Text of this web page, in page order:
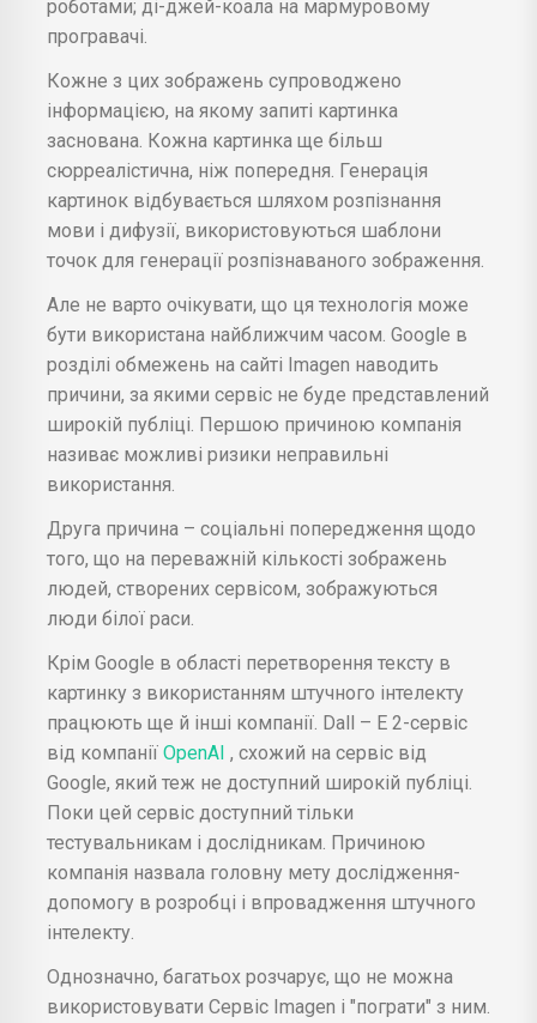
роботами; ді-джей-коала на мармуровому
програвачі.
Кожне з цих зображень супроводжено
інформацією, на якому запиті картинка
заснована. Кожна картинка ще більш
сюрреалістична, ніж попередня. Генерація
картинок відбувається шляхом розпізнання
мови і дифузії, використовуються шаблони
точок для генерації розпізнаваного зображення.
Але не варто очікувати, що ця технологія може
бути використана найближчим часом. Google в
розділі обмежень на сайті Imagen наводить
причини, за якими сервіс не буде представлений
широкій публіці. Першою причиною компанія
називає можливі ризики неправильні
використання.
Друга причина – соціальні попередження щодо
того, що на переважній кількості зображень
людей, створених сервісом, зображуються
люди білої раси.
Крім Google в області перетворення тексту в
картинку з використанням штучного інтелекту
працюють ще й інші компанії. Dall – E 2-сервіс
від компанії OpenAI , схожий на сервіс від
Google, який теж не доступний широкій публіці.
Поки цей сервіс доступний тільки
тестувальникам і дослідникам. Причиною
компанія назвала головну мету дослідження-
допомогу в розробці і впровадження штучного
інтелекту.
Однозначно, багатьох розчарує, що не можна
використовувати Сервіс Imagen і "пограти" з ним.